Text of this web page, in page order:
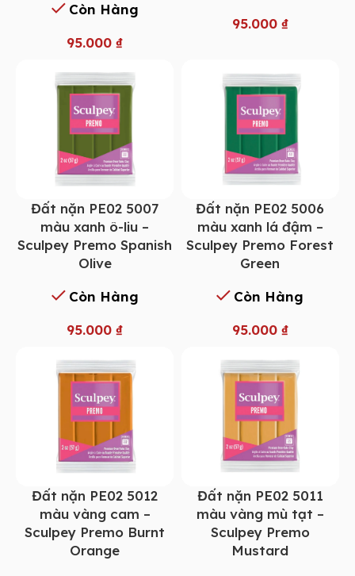
Còn Hàng
95.000 ₫
95.000 ₫
Đất nặn PE02 5007
màu xanh ô-liu –
Sculpey Premo Spanish
Olive
Còn Hàng
95.000 ₫
Đất nặn PE02 5006
màu xanh lá đậm –
Sculpey Premo Forest
Green
Còn Hàng
95.000 ₫
Đất nặn PE02 5012
màu vàng cam –
Sculpey Premo Burnt
Orange
Đất nặn PE02 5011
màu vàng mù tạt –
Sculpey Premo
Mustard